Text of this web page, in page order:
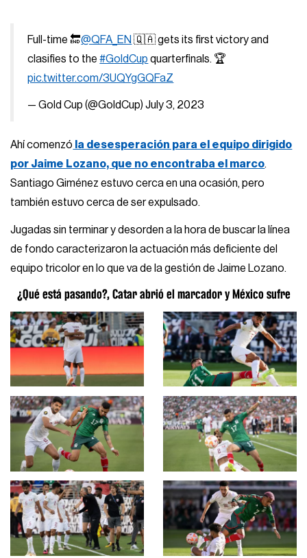
Full-time 🔚@QFA_EN 🇶🇦 gets its first victory and
clasifies to the#GoldCup quarterfinals. 🏆
pic.twitter.com/3UQYgGQFaZ
— Gold Cup (@GoldCup)July 3, 2023
Ahí comenzó la desesperación para el equipo dirigido
por Jaime Lozano, que no encontraba el marco.
Santiago Giménez estuvo cerca en una ocasión, pero
también estuvo cerca de ser expulsado.
Jugadas sin terminar y desorden a la hora de buscar la línea
de fondo caracterizaron la actuación más deficiente del
equipo tricolor en lo que va de la gestión de Jaime Lozano.
¿Qué está pasando?, Catar abrió el marcador y México sufre